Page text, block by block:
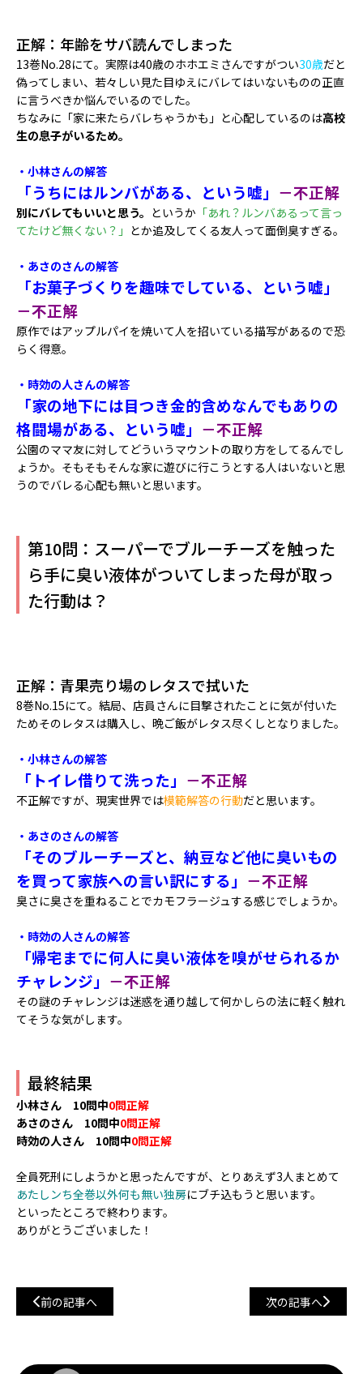
正解：年齢をサバ読んでしまった
13巻No.28にて。実際は40歳のホホエミさんですがつい30歳だと
偽ってしまい、若々しい見た目ゆえにバレてはいないものの正直
に言うべきか悩んでいるのでした。
ちなみに「家に来たらバレちゃうかも」と心配しているのは高校
生の息子がいるため。
・小林さんの解答
「うちにはルンバがある、という嘘」 －不正解
別にバレてもいいと思う。 というか 「あれ？ルンバあるって言っ
てたけど無くない？」 とか追及してくる友人って面倒臭すぎる。
・あさのさんの解答
「お菓子づくりを趣味でしている、という嘘」
－不正解
原作ではアップルパイを焼いて人を招いている描写があるので恐
らく得意。
・時効の人さんの解答
「家の地下には目つき金的含めなんでもありの
格闘場がある、という嘘」 －不正解
公園のママ友に対してどういうマウントの取り方をしてるんでし
ょうか。そもそもそんな家に遊びに行こうとする人はいないと思
うのでバレる心配も無いと思います。
第10問：スーパーでブルーチーズを触った
ら手に臭い液体がついてしまった母が取っ
た行動は？
正解：青果売り場のレタスで拭いた
8巻No.15にて。結局、店員さんに目撃されたことに気が付いた
ためそのレタスは購入し、晩ご飯がレタス尽くしとなりました。
・小林さんの解答
「トイレ借りて洗った」 －不正解
不正解ですが、現実世界では模範解答の行動だと思います。
・あさのさんの解答
「そのブルーチーズと、納豆など他に臭いもの
を買って家族への言い訳にする」 －不正解
臭さに臭さを重ねることでカモフラージュする感じでしょうか。
・時効の人さんの解答
「帰宅までに何人に臭い液体を嗅がせられるか
チャレンジ」 －不正解
その謎のチャレンジは迷惑を通り越して何かしらの法に軽く触れ
てそうな気がします。
最終結果
小林さん 10問中0問正解
あさのさん 10問中0問正解
時効の人さん 10問中0問正解
全員死刑にしようかと思ったんですが、とりあえず3人まとめて
あたしンち全巻以外何も無い独房にブチ込もうと思います。
といったところで終わります。
ありがとうございました！
前の記事へ 次の記事へ